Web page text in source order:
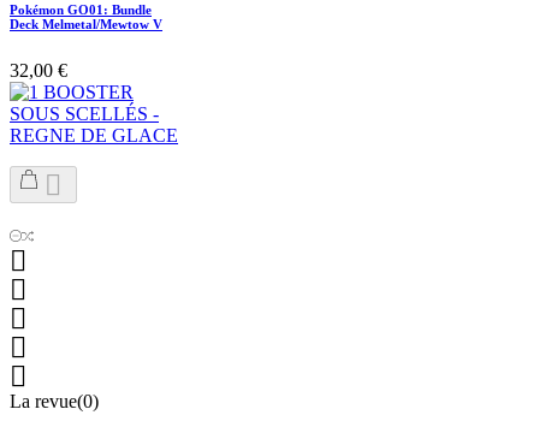
Pokémon GO01: Bundle
Deck Melmetal/Mewtow V
32,00 €






La revue(0)